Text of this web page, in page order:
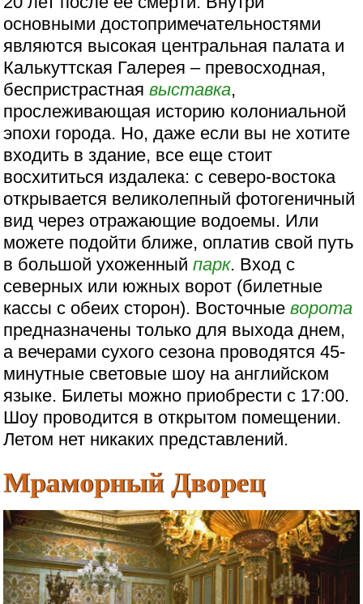
основными достопримечательностями
являются высокая центральная палата и
Калькуттская Галерея – превосходная,
беспристрастнаявыставка,
прослеживающая историю колониальной
эпохи города. Но, даже если вы не хотите
входить в здание, все еще стоит
восхититься издалека: с северо-востока
открывается великолепный фотогеничный
вид через отражающие водоемы. Или
можете подойти ближе, оплатив свой путь
в большой ухоженныйпарк. Вход с
северных или южных ворот (билетные
кассы с обеих сторон). Восточныеворота
предназначены только для выхода днем,
а вечерами сухого сезона проводятся 45-
минутные световые шоу на английском
языке. Билеты можно приобрести с 17:00.
Шоу проводится в открытом помещении.
Летом нет никаких представлений.
Мраморный Дворец